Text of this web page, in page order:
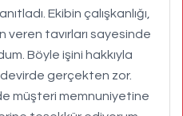
Ekibin çalışkanlığı,
veren tavırları sayesinde
Böyle işini hakkıyla
gerçekten zor.
müşteri memnuniyetine